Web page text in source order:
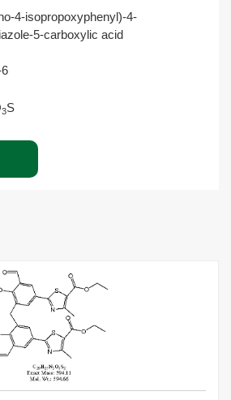
4-isopropoxyphenyl)-4-
5-carboxylic acid
3S